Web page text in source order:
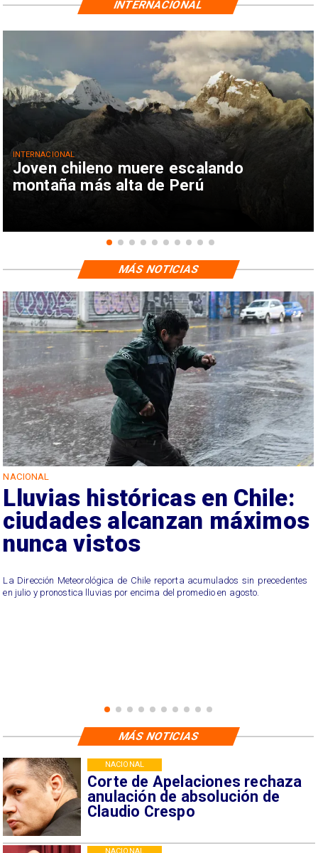
Joven chileno muere escalando
montaña más alta de Perú
INTERNACIONAL
INTERNACIONAL
NACIONAL
Lluvias históricas en Chile:
ciudades alcanzan máximos
nunca vistos
La Dirección Meteorológica de Chile reporta acumulados sin precedentes
en julio y pronostica lluvias por encima del promedio en agosto.
MÁS NOTICIAS
Corte de Apelaciones rechaza
anulación de absolución de
Claudio Crespo
NACIONAL
MÁS NOTICIAS